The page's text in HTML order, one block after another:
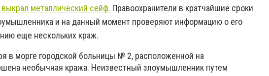
выкрал металлический сейф. Правоохранители в кратчайшие сроки
и на данный момент проверяют информацию о его
еще нескольких краж.
в морге городской больницы № 2, расположенной на
необычная кража. Неизвестный злоумышленник путем